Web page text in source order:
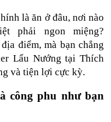
là ăn ở đâu, nơi nào
phải ngon miệng?
điểm, mà bạn chẳng
Lẩu Nướng tại Thích
và tiện lợi cực kỳ.
công phu như bạn